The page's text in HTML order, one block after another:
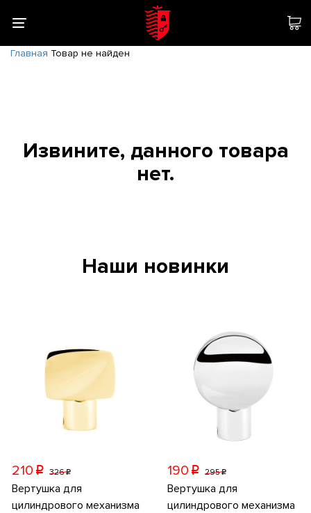
Главная Товар не найден
Извините, данного товара
нет.
Наши новинки
210 p 326p
Вертушка для
цилиндрового механизма
190 p 295p
Вертушка для
цилиндрового механизма